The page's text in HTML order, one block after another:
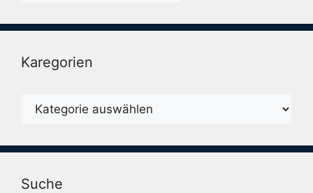
Karegorien
Karegorien
Suche